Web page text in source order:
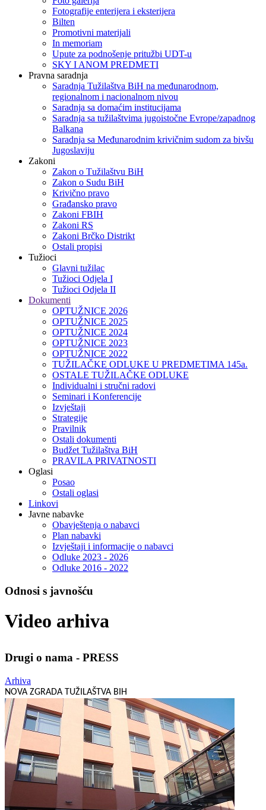
Fotografije enterijera i eksterijera
Bilten
Promotivni materijali
In memoriam
Upute za podnošenje pritužbi UDT-u
SKY I ANOM PREDMETI
Pravna saradnja
Saradnja Tužilaštva BiH na međunarodnom,
regionalnom i nacionalnom nivou
Saradnja sa domaćim institucijama
Saradnja sa tužilaštvima jugoistočne Evrope/zapadnog
Balkana
Saradnja sa Međunarodnim krivičnim sudom za bivšu
Jugoslaviju
Zakoni
Zakon o Тužilaštvu BiH
Zakon o Sudu BiH
Krivično pravo
Građansko pravo
Zakoni FBIH
Zakoni RS
Zakoni Brčko Distrikt
Ostali propisi
Tužioci
Glavni tužilac
Tužioci Odjela I
Tužioci Odjela II
Dokumenti
OPTUŽNICE 2026
OPTUŽNICE 2025
OPTUŽNICE 2024
OPTUŽNICE 2023
OPTUŽNICE 2022
TUŽILAČKE ODLUKE U PREDMETIMA 145a.
OSTALE TUŽILAČKE ODLUKE
Individualni i stručni radovi
Seminari i Konferencije
Izvještaji
Strategije
Pravilnik
Ostali dokumenti
Budžet Tužilaštva BiH
PRAVILA PRIVATNOSTI
Oglasi
Posao
Ostali oglasi
Linkovi
Javne nabavke
Obavještenja o nabavci
Plan nabavki
Izvještaji i informacije o nabavci
Odluke 2023 - 2026
Odluke 2016 - 2022
Odnosi s javnošću
Video arhiva
Drugi o nama - PRESS
Arhiva
NOVA ZGRADA TUŽILAŠTVA BIH